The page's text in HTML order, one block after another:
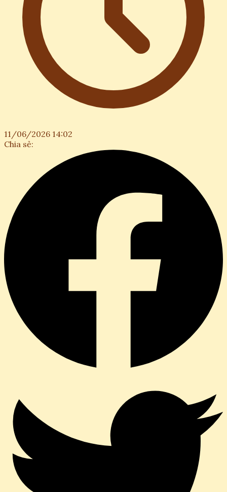
11/06/2026 14:02
Chia sẻ: